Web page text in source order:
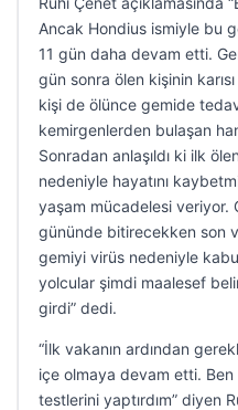
Ancak Hondius ismiyle bu
11 gün daha devam etti.
gün sonra ölen kişinin
kişi de ölünce gemide
kemirgenlerden bulaşan
Sonradan anlaşıldı ki ilk
nedeniyle hayatını
yaşam mücadelesi veriyor.
gününde bitirecekken son
gemiyi virüs nedeniyle
yolcular şimdi maalesef
girdi” dedi.
“İlk vakanın ardından
içe olmaya devam etti.
testlerini yaptırdım” diyen